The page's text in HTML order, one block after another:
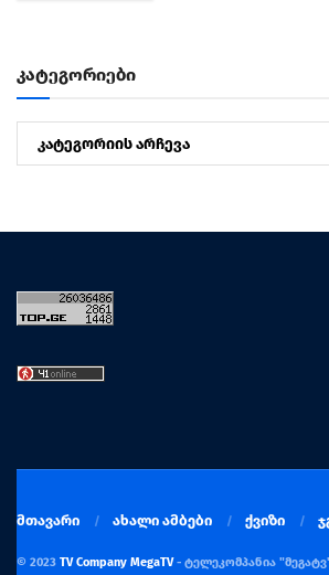
კატეგორიები
მთავარი ახალი ამბები ქვიზი
© 2023 TV Company MegaTV- ტელეკომპანია